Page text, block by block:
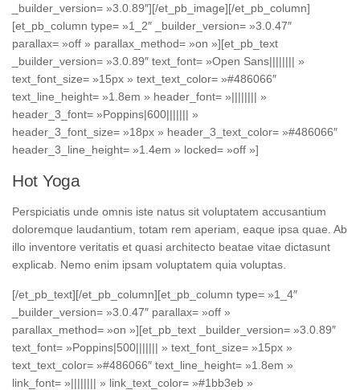
_builder_version= »3.0.89″][/et_pb_image][/et_pb_column]
[et_pb_column type= »1_2″ _builder_version= »3.0.47″
parallax= »off » parallax_method= »on »][et_pb_text
_builder_version= »3.0.89″ text_font= »Open Sans|||||||| »
text_font_size= »15px » text_text_color= »#486066″
text_line_height= »1.8em » header_font= »|||||||| »
header_3_font= »Poppins|600||||||| »
header_3_font_size= »18px » header_3_text_color= »#486066″
header_3_line_height= »1.4em » locked= »off »]
Hot Yoga
Perspiciatis unde omnis iste natus sit voluptatem accusantium
doloremque laudantium, totam rem aperiam, eaque ipsa quae. Ab
illo inventore veritatis et quasi architecto beatae vitae dictasunt
explicab. Nemo enim ipsam voluptatem quia voluptas.
[/et_pb_text][/et_pb_column][et_pb_column type= »1_4″
_builder_version= »3.0.47″ parallax= »off »
parallax_method= »on »][et_pb_text _builder_version= »3.0.89″
text_font= »Poppins|500||||||| » text_font_size= »15px »
text_text_color= »#486066″ text_line_height= »1.8em »
link_font= »|||||||| » link_text_color= »#1bb3eb »